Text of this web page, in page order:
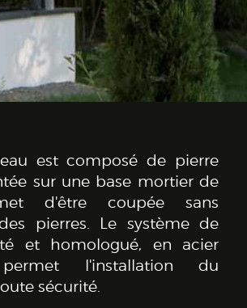
est composé de pierre
sur une base mortier de
d'être coupée sans
pierres. Le système de
et homologué, en acier
permet l'installation du
sécurité.